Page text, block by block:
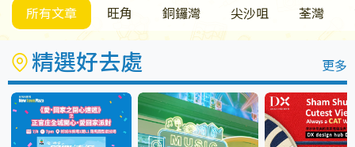
所有文章
旺角 銅鑼灣 尖沙咀 荃灣
精選好去處 更多